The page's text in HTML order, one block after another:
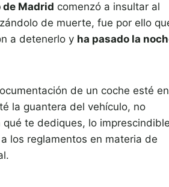
Madrid comenzó a insultar al
de muerte, fue por ello
a detenerlo y ha pasado la
de un coche esté en
la guantera del vehículo, no
te dediques, lo
los reglamentos en materia de